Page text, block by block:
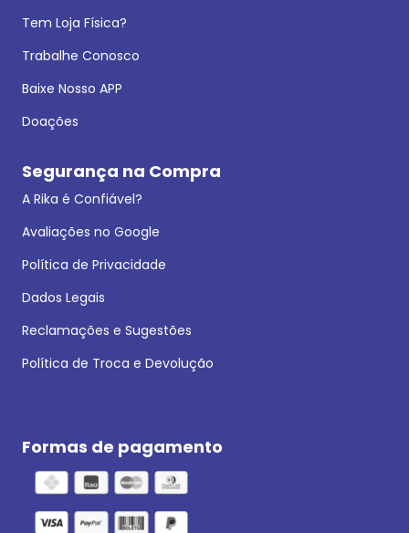
Tem Loja Física?
Trabalhe Conosco
Baixe Nosso APP
Doações
Segurança na Compra
A Rika é Confiável?
Avaliações no Google
Política de Privacidade
Dados Legais
Reclamações e Sugestões
Política de Troca e Devolução
Formas de pagamento